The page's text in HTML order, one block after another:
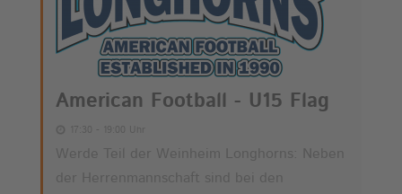
American Football - U15 Flag
17:30 - 19:00 Uhr
Werde Teil der Weinheim Longhorns: Neben
der Herrenmannschaft sind bei den